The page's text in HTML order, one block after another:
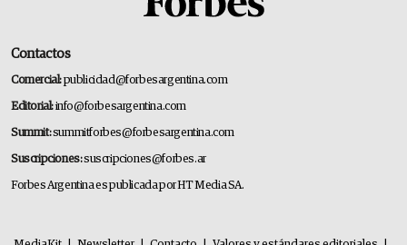
Contactos
Comercial:publicidad@forbesargentina.com
Editorial:info@forbesargentina.com
Summit:summitforbes@forbesargentina.com
Suscripciones:suscripciones@forbes.ar
Forbes Argentina es publicada por HT Media SA.